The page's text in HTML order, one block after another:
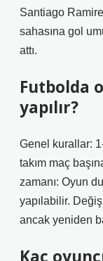
Santiago
sahasına gol
attı.
Futbolda
yapılır?
Genel kurallar:
takım maç
zamanı: Oyun
yapılabilir.
ancak yeniden
Kaç